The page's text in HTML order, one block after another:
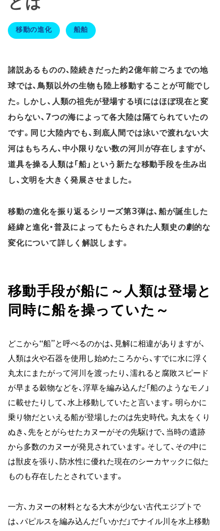
とは
移動の進化 船舶
諸説あるものの、陸続きだった約2億年前ごろまでの地
球では、鳥類以外の生物も陸上移動することが可能でし
た。しかし、人類の祖先が登場する頃にはほぼ現在と変
わらない、7つの海によって各大陸は隔てられていたの
です。同じ大陸内でも、到底人間では泳いで渡れない大
河はもちろん、中小限りない数の河川が存在しますが、
道具を操る人類は「船」という新たな移動手段を生み出
し、文明を大きく発展させました。
移動の進化を振り返るシリーズ第3弾は、船が誕生した
経緯と進化・普及によってもたらされた人類史の劇的な
変化について詳しく解説します。
移動手段が船に～人類は登場と
同時に船を操っていた～
どこから“船”と呼べるのかは、見解に相違がありますが、
人類は火や石器を使用し始めたころから、すでに水に浮く
丸太にまたがって河川を渡ったり、濡れると腐敗スピード
が早まる穀物などを、浮草を編み込んだ「船のようなモノ」
に載せたりして、水上移動していたと言います。明らかに
乗り物だといえる船が登場したのは先史時代。丸太をくり
ぬき、先をとがらせたカヌーがその先駆けで、当時の遺跡
から多数のカヌーが発見されています。そして、その中に
は獣皮を張り、防水性に優れた現在のシーカヤックに似た
ものも存在したとされています。
一方、カヌーの材料となる大木が少ない古代エジプトで
は、パピルスを編み込んだ「いかだ」でナイル川を水上移動